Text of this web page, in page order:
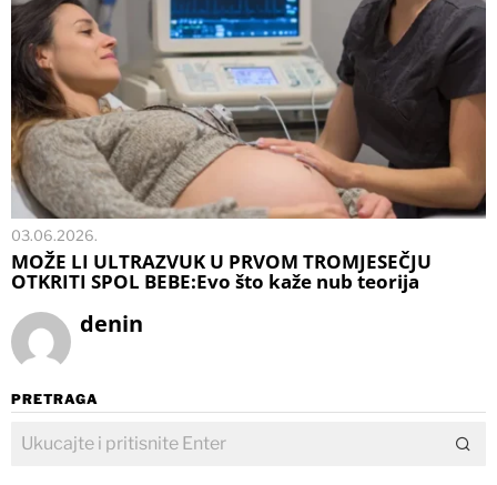
03.06.2026.
MOŽE LI ULTRAZVUK U PRVOM TROMJESEČJU
OTKRITI SPOL BEBE:Evo što kaže nub teorija
denin
PRETRAGA